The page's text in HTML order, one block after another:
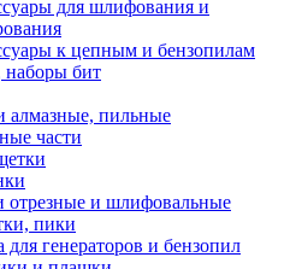
для шлифования и
к цепным и бензопилам
бит
алмазные, пильные
части
отрезные и шлифовальные
пики
для генераторов и бензопил